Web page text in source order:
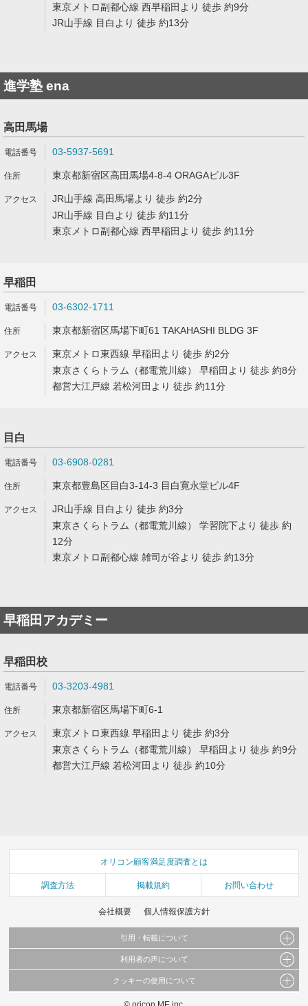
東京メトロ副都心線 西早稲田より 徒歩 約9分
JR山手線 目白より 徒歩 約13分
進学塾 ena
高田馬場
03-5937-5691
東京都新宿区高田馬場4-8-4 ORAGAビル3F
JR山手線 高田馬場より 徒歩 約2分
JR山手線 目白より 徒歩 約11分
東京メトロ副都心線 西早稲田より 徒歩 約11分
早稲田
03-6302-1711
東京都新宿区馬場下町61 TAKAHASHI BLDG 3F
東京メトロ東西線 早稲田より 徒歩 約2分
東京さくらトラム（都電荒川線） 早稲田より 徒歩 約8分
都営大江戸線 若松河田より 徒歩 約11分
目白
03-6908-0281
東京都豊島区目白3-14-3 目白寛永堂ビル4F
JR山手線 目白より 徒歩 約3分
東京さくらトラム（都電荒川線） 学習院下より 徒歩 約
12分
東京メトロ副都心線 雑司が谷より 徒歩 約13分
早稲田アカデミー
早稲田校
03-3203-4981
東京都新宿区馬場下町6-1
東京メトロ東西線 早稲田より 徒歩 約3分
東京さくらトラム（都電荒川線） 早稲田より 徒歩 約9分
都営大江戸線 若松河田より 徒歩 約10分
オリコン顧客満足度調査とは
調査方法 掲載規約 お問い合わせ
会社概要 個人情報保護方針
引用・転載について
当サイトで公開されている情報（文字、写真、イラスト、画像データ等）及びこれらの配
これらの情報を権利者の許可なく無断転載・複製などの二次利用を行うことは固く禁じて
利用者の声について
当サイトに掲載している内容はすべてサービスの利用者が提出された見解・感想です。
クッキーの使用について
このサイトでは Cookie を使用して、ユーザーに合わせたコンテンツや広告の表示、ソー